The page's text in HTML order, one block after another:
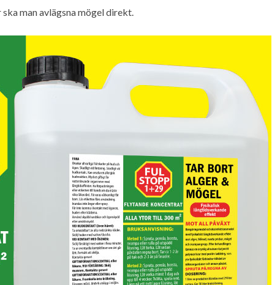
man avlägsna mögel direkt.